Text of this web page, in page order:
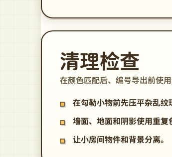
清理检查
在颜色匹配后、编号导出前使用
在勾勒小物前先压平杂乱纹
墙面、地面和阴影使用重复
让小房间物件和背景分离。